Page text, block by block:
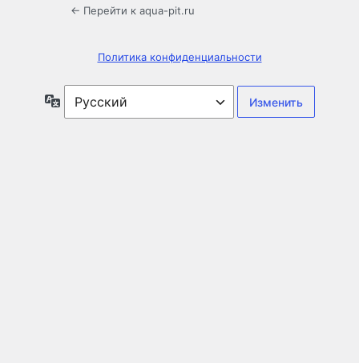
← Перейти к aqua-pit.ru
Политика конфиденциальности
Язык